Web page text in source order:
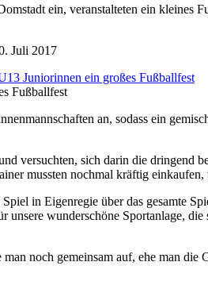
ein, veranstalteten ein kleines
Juli 2017
Fußballfest
an, sodass ein
versuchten, sich darin die dringend
mussten nochmal kräftig
in Eigenregie über das gesamte
wunderschöne Sportanlage,
noch gemeinsam auf, ehe man die